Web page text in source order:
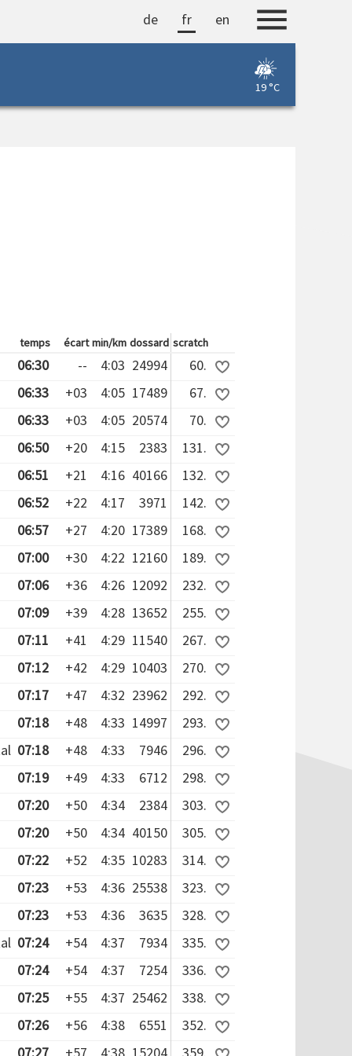
de fr en
19 °C
temps écart min/km dossard scratch
06:30 -- 4:03 24994
60.
06:33
+03 4:05 17489
67.
06:33
+03 4:05 20574
70.
06:50
+20 4:15 2383
131.
06:51
+21 4:16 40166
132.
06:52
+22 4:17 3971
142.
06:57
+27 4:20 17389
168.
07:00
+30 4:22 12160
189.
07:06
+36 4:26 12092
232.
07:09
+39 4:28 13652
255.
07:11
+41 4:29 11540
267.
07:12
+42 4:29 10403
270.
07:17
+47 4:32 23962
292.
07:18
+48 4:33 14997
293.
07:18 +48 4:33 7946
296.
07:19
+49 4:33 6712
298.
07:20
+50 4:34 2384
303.
07:20
+50 4:34 40150
305.
07:22
+52 4:35 10283
314.
07:23
+53 4:36 25538
323.
07:23
+53 4:36 3635
328.
07:24 +54 4:37 7934
335.
07:24
+54 4:37 7254
336.
07:25
+55 4:37 25462
338.
07:26
+56 4:38 6551
352.